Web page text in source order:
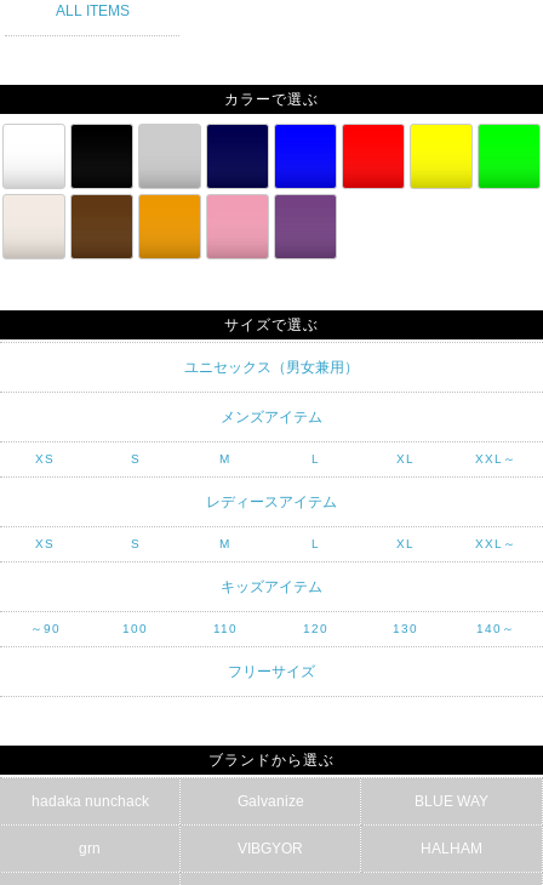
ALL ITEMS
カラーで選ぶ
サイズで選ぶ
ユニセックス（男女兼用）
メンズアイテム
XS S M L XL XXL～
レディースアイテム
XS S M L XL XXL～
キッズアイテム
～90 100 110 120 130 140～
フリーサイズ
ブランドから選ぶ
hadaka nunchack Galvanize BLUE WAY
grn VIBGYOR HALHAM